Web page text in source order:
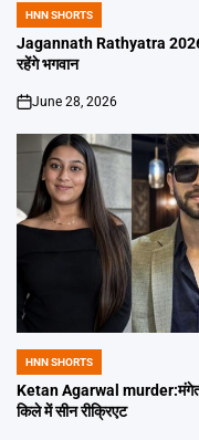
POSTED
IN
HNN SHORTS
Jagannath Rathyatra 2026:
रहेंगे भगवान
on
June 28, 2026
POSTED
IN
HNN SHORTS
Ketan Agarwal
किले में सीन रीक्रिएट